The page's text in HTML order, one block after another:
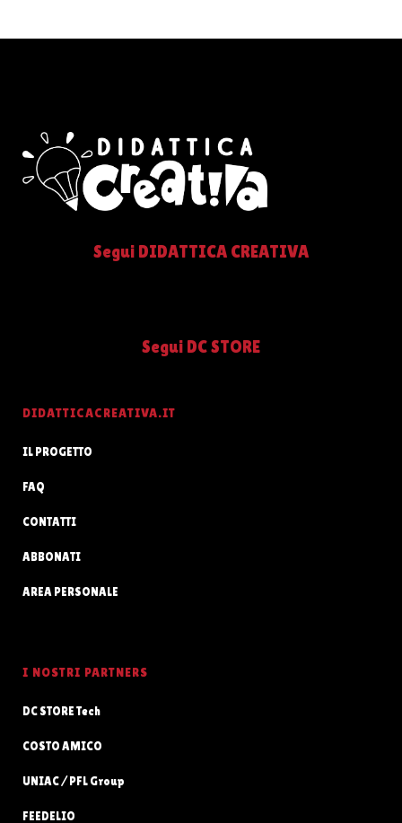
Segui DIDATTICA CREATIVA
Segui DC STORE
DIDATTICACREATIVA.IT
IL PROGETTO
FAQ
CONTATTI
ABBONATI
AREA PERSONALE
I NOSTRI PARTNERS
DC STORE Tech
COSTO AMICO
UNIAC / PFL Group
FEEDELIO